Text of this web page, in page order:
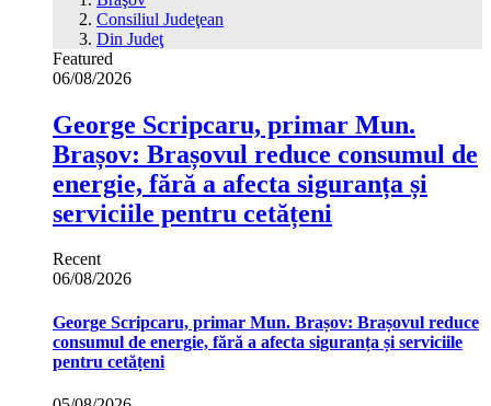
Consiliul Judeţean
Din Judeţ
Featured
06/08/2026
George Scripcaru, primar Mun.
Brașov: Brașovul reduce consumul de
energie, fără a afecta siguranța și
serviciile pentru cetățeni
Recent
06/08/2026
George Scripcaru, primar Mun. Brașov: Brașovul reduce
consumul de energie, fără a afecta siguranța și serviciile
pentru cetățeni